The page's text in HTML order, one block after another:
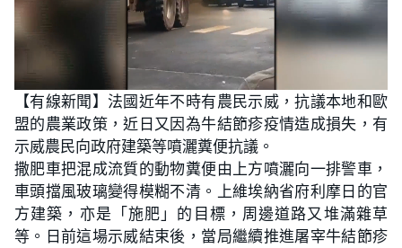
n
m
t
e
o
a
d
e
d
:
2
7
.
5
2
%
【有線新聞】法國近年不時有農民示威，抗議本地和歐
盟的農業政策，近日又因為牛結節疹疫情造成損失，有
示威農民向政府建築等噴灑糞便抗議。
撒肥車把混成流質的動物糞便由上方噴灑向一排警車，
車頭擋風玻璃變得模糊不清。上維埃納省府利摩日的官
方建築，亦是「施肥」的目標，周邊道路又堆滿雜草
等。日前這場示威結束後，當局繼續推進屠宰牛結節疹